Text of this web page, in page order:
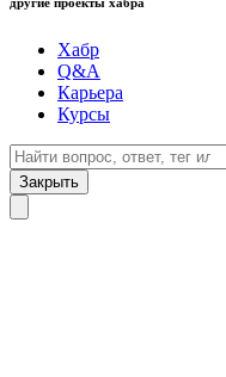
Хабр
Q&A
Карьера
Курсы
Закрыть